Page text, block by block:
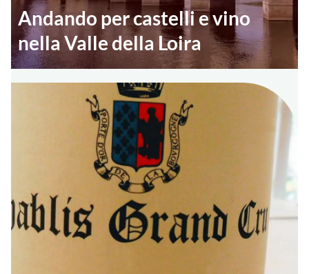
Andando per castelli e vino
nella Valle della Loira